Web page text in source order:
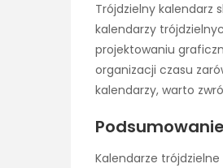
Trójdzielny kalendarz
kalendarzy
projektowaniu
organizacji czasu
kalendarzy, warto
Kalendarze